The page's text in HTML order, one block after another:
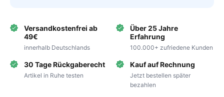
Versandkostenfrei ab
49€
innerhalb Deutschlands
Über 25 Jahre
Erfahrung
100.000+ zufriedene Kunden
30 Tage Rückgaberecht
Artikel in Ruhe testen
Kauf auf Rechnung
Jetzt bestellen später
bezahlen